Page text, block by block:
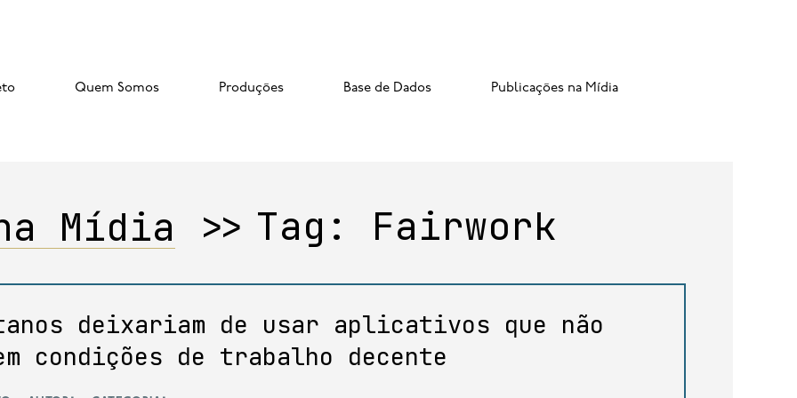
Quem Somos Produções Base de Dados Publicações na Mídia
Mídia >> Tag: Fairwork
deixariam de usar aplicativos que não
condições de trabalho decente